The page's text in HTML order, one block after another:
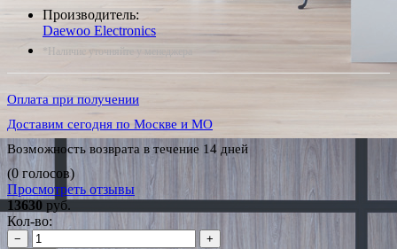
Производитель:
Daewoo Electronics
*Наличие уточняйте у менеджера
Оплата при получении
Доставим сегодня по Москве и МО
Возможность возврата в течение 14 дней
(0 голосов)
Просмотреть отзывы
13630 руб.
Кол-во:
−
+